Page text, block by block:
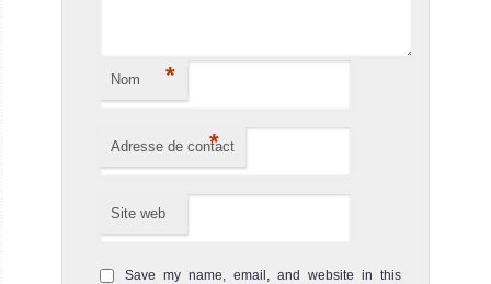
MV Miss Moon
Plongée
Nom *
Adresse de contact
*
Site web
Save my name, email, and website in this